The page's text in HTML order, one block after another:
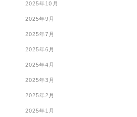
2025年10月
2025年9月
2025年7月
2025年6月
2025年4月
2025年3月
2025年2月
2025年1月